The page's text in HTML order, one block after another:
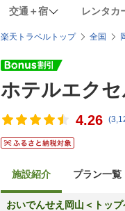
交通＋宿 レンタカ
楽天トラベルトップ 全国
ホテルエクセ
4.26 (
施設紹介 プラン一覧
おいでんせえ岡山＜トップ